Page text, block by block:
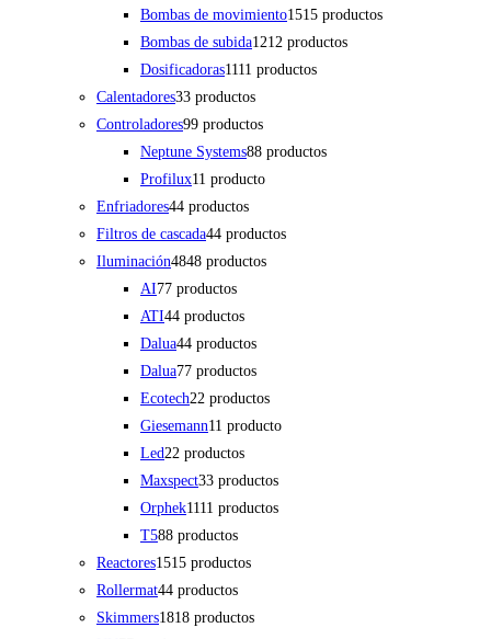
Bombas de movimiento1515 productos
Bombas de subida1212 productos
Dosificadoras1111 productos
Calentadores33 productos
Controladores99 productos
Neptune Systems88 productos
Profilux11 producto
Enfriadores44 productos
Filtros de cascada44 productos
Iluminación4848 productos
AI77 productos
ATI44 productos
Dalua44 productos
Dalua77 productos
Ecotech22 productos
Giesemann11 producto
Led22 productos
Maxspect33 productos
Orphek1111 productos
T588 productos
Reactores1515 productos
Rollermat44 productos
Skimmers1818 productos